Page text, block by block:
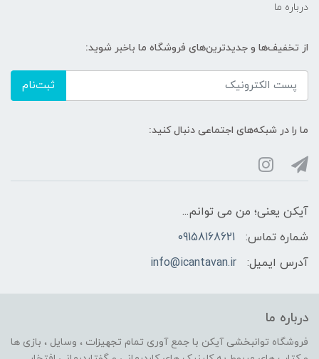
درباره ما
از تخفیف‌ها و جدیدترین‌های فروشگاه ما باخبر شوید:
ثبت‌نام
ما را در شبکه‌های اجتماعی دنبال کنید:
آیکن یعنی؛ من می توانم...
شماره تماس:
09158168621
آدرس ایمیل:
info@icantavan.ir
درباره ما
فروشگاه توانبخشی آیکن با جمع آوری تمام تجهیزات ، وسایل ، بازی ها